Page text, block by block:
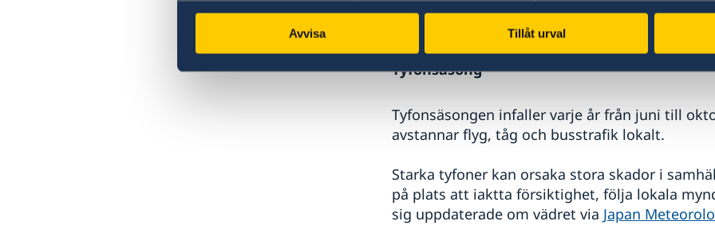
Avvisa Tillåt urval
Se även information om hur man kan
Tyfonsäsong
Tyfonsäsongen infaller varje år från juni till
avstannar flyg, tåg och busstrafik lokalt.
Starka tyfoner kan orsaka stora skador i
på plats att iaktta försiktighet, följa lokala
sig uppdaterade om vädret via Japan